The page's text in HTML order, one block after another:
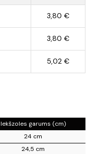
3,80 €
3,80 €
5,02 €
Iekšzoles garums (cm)
24 cm
24,5 cm